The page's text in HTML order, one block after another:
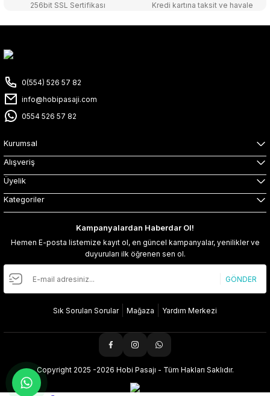
256bit SSL Sertifikası
Kredi kartına taksit ve havale
0(554) 526 57 82
info@hobipasaji.com
0554 526 57 82
Kurumsal
Alışveriş
Üyelik
Kategoriler
Kampanyalardan Haberdar Ol!
Hemen E-posta listemize kayıt ol, en güncel kampanyalar, yenilikler ve
duyuruları ilk öğrenen sen ol.
GÖNDER
Sık Sorulan Sorular Mağaza Yardım Merkezi
Copyright 2025 -2026 Hobi Pasajı - Tüm Hakları Saklıdır.